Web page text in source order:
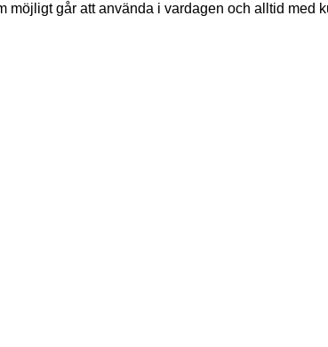
går att använda i vardagen och alltid med